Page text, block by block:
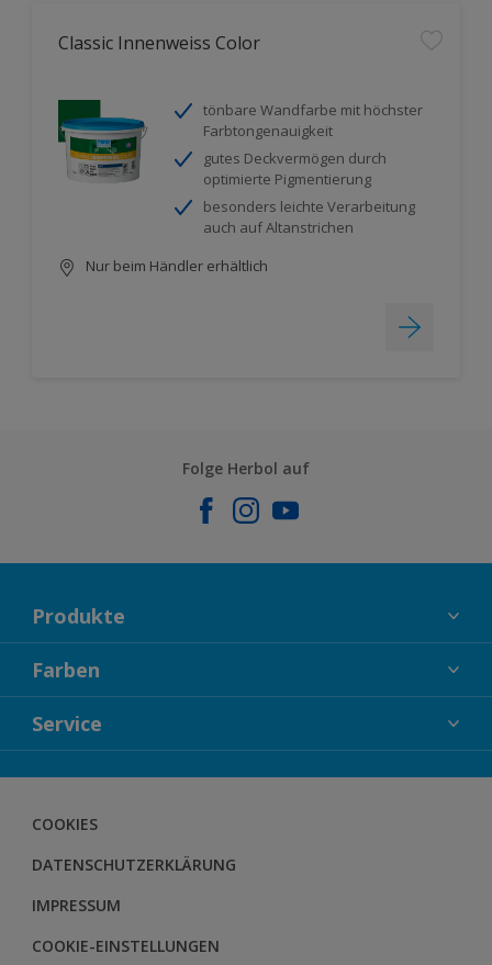
Classic Innenweiss Color
tönbare Wandfarbe mit höchster
Farbtongenauigkeit
gutes Deckvermögen durch
optimierte Pigmentierung
besonders leichte Verarbeitung
auch auf Altanstrichen
Nur beim Händler erhältlich
Folge Herbol auf
Produkte
FASSADENFARBEN
INNENFARBEN
LACKE
BODENSYSTEM
Farben
KOLLEKTIONEN
FARBTRENDS
FARBBERATUNG
Service
HERBOL NACHRICHTEN
HERBOL WERBEMITTELSHOP
SCHULUNGEN
COOKIES
DATENSCHUTZERKLÄRUNG
IMPRESSUM
COOKIE-EINSTELLUNGEN